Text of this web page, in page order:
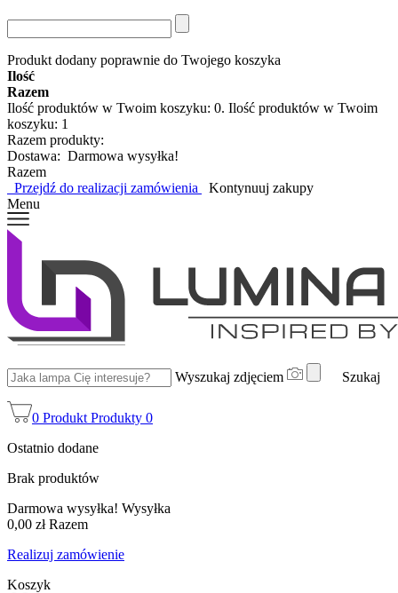
Produkt dodany poprawnie do Twojego koszyka
Ilość
Razem
Ilość produktów w Twoim koszyku: 0. Ilość produktów w Twoim
koszyku: 1
Razem produkty:
Dostawa: Darmowa wysyłka!
Razem
Przejdź do realizacji zamówienia
Kontynuuj zakupy
Menu
Wyszukaj zdjęciem Szukaj
0 Produkt Produkty 0
Ostatnio dodane
Brak produktów
Darmowa wysyłka! Wysyłka
0,00 zł Razem
Realizuj zamówienie
Koszyk